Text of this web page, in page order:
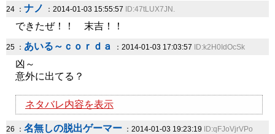
24 ： ナノ ：2014-01-03 15:55:57 ID:47tLUX7JN.
できたぜ！！ 末吉！！
25 ： あいる～ｃｏｒｄａ ：2014-01-03 17:03:57 ID:k2H0IdOcSk
凶～
意外に出てる？
ネタバレ内容を表示
26 ： 名無しの脱出ゲーマー ：2014-01-03 19:23:19 ID:qFJoVjrVPo